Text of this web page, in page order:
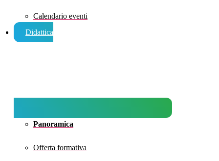
Calendario eventi
Didattica
Panoramica
Offerta formativa